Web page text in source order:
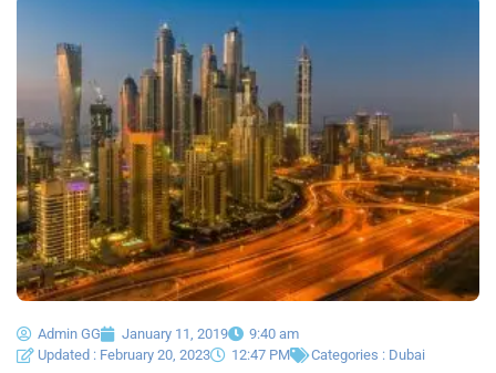
Admin GG January 11, 2019
9:40 am
Updated : February 20, 2023
12:47 PM Categories : Dubai